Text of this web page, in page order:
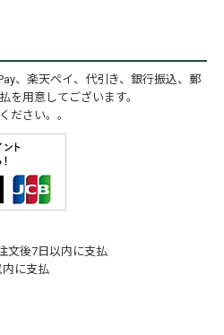
、楽天ペイ、代引き、銀行振込、郵
を用意してございます。
ださい。。
文後7日以内に支払
内に支払